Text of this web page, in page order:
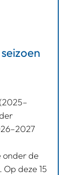
onder de
deze 15